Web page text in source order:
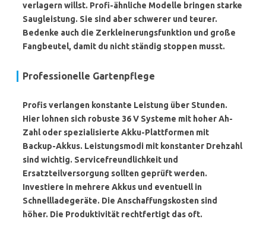
verlagern willst. Profi-ähnliche Modelle bringen starke
Saugleistung. Sie sind aber schwerer und teurer.
Bedenke auch die Zerkleinerungsfunktion und große
Fangbeutel, damit du nicht ständig stoppen musst.
Professionelle Gartenpflege
Profis verlangen konstante Leistung über Stunden.
Hier lohnen sich robuste 36 V Systeme mit hoher Ah-
Zahl oder spezialisierte Akku-Plattformen mit
Backup-Akkus. Leistungsmodi mit konstanter Drehzahl
sind wichtig. Servicefreundlichkeit und
Ersatzteilversorgung sollten geprüft werden.
Investiere in mehrere Akkus und eventuell in
Schnellladegeräte. Die Anschaffungskosten sind
höher. Die Produktivität rechtfertigt das oft.